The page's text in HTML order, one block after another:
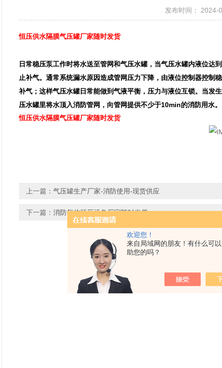
欢迎您！
来自局域网的朋友！有什么可
助您的吗？
发布时间：
恒压供水隔膜气压罐厂家随时发货
日常稳压泵工作时将水送至管网和气压水罐，当气压水罐内液位达
止补气。通常系统漏水原因造成管网压力下降，由液位控制器控制
补气；这样气压水罐日常能做到气液平衡，压力与液位互锁。当发
压水罐里将水顶入消防管网，向管网提供不少于10min的消防用水。
恒压供水隔膜气压罐厂家随时发货
上一篇： 气压罐生产厂家-消防使用-现货供应
下一篇： 消防气体顶压设备厂家随时发货